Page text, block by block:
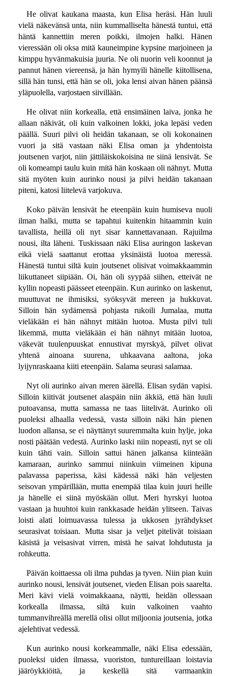
He olivat kaukana maasta, kun Elisa heräsi. Hän luuli
vielä näkevänsä unta, niin kummalliselta hänestä tuntui, että
häntä kannettiin meren poikki, ilmojen halki. Hänen
vieressään oli oksa mitä kauneimpine kypsine marjoineen ja
kimppu hyvänmakuisia juuria. Ne oli nuorin veli koonnut ja
pannut hänen viereensä, ja hän hymyili hänelle kiitollisena,
sillä hän tunsi, että hän se oli, joka lensi aivan hänen päänsä
yläpuolella, varjostaen siivillään.
He olivat niin korkealla, että ensimäinen laiva, jonka he
allaan näkivät, oli kuin valkoinen lokki, joka lepäsi veden
päällä. Suuri pilvi oli heidän takanaan, se oli kokonainen
vuori ja sitä vastaan näki Elisa oman ja yhdentoista
joutsenen varjot, niin jättiläiskokoisina ne siinä lensivät. Se
oli komeampi taulu kuin mitä hän koskaan oli nähnyt. Mutta
sitä myöten kuin aurinko nousi ja pilvi heidän takanaan
piteni, katosi liitelevä varjokuva.
Koko päivän lensivät he eteenpäin kuin humiseva nuoli
ilman halki, mutta se tapahtui kuitenkin hitaammin kuin
tavallista, heillä oli nyt sisar kannettavanaan. Rajuilma
nousi, ilta läheni. Tuskissaan näki Elisa auringon laskevan
eikä vielä saattanut erottaa yksinäistä luotoa meressä.
Hänestä tuntui siltä kuin joutsenet olisivat voimakkaammin
liikuttaneet siipiään. Oi, hän oli syypää siihen, etteivät ne
kyllin nopeasti päässeet eteenpäin. Kun aurinko on laskenut,
muuttuvat ne ihmisiksi, syöksyvät mereen ja hukkuvat.
Silloin hän sydämensä pohjasta rukoili Jumalaa, mutta
vieläkään ei hän nähnyt mitään luotoa. Musta pilvi tuli
likemmä, mutta vieläkään ei hän nähnyt mitään luotoa,
väkevät tuulenpuuskat ennustivat myrskyä, pilvet olivat
yhtenä ainoana suurena, uhkaavana aaltona, joka
lyijynraskaana kiiti eteenpäin. Salama seurasi salamaa.
Nyt oli aurinko aivan meren äärellä. Elisan sydän vapisi.
Silloin kiitivät joutsenet alaspäin niin äkkiä, että hän luuli
putoavansa, mutta samassa ne taas liitelivät. Aurinko oli
puoleksi alhaalla vedessä, vasta silloin näki hän pienen
luodon allansa, se ei näyttänyt suuremmalta kuin hylje, joka
nosti päätään vedestä. Aurinko laski niin nopeasti, nyt se oli
kuin tähti vain. Silloin sattui hänen jalkansa kiinteään
kamaraan, aurinko sammui niinkuin viimeinen kipuna
palavassa paperissa, käsi kädessä näki hän veljesten
seisovan ympärillään, mutta enempää tilaa kuin juuri heille
ja hänelle ei siinä myöskään ollut. Meri hyrskyi luotoa
vastaan ja huuhtoi kuin rankkasade heidän ylitseen. Taivas
loisti alati loimuavassa tulessa ja ukkosen jyrähdykset
seurasivat toisiaan. Mutta sisar ja veljet pitelivät toisiaan
käsistä ja veisasivat virren, mistä he saivat lohdutusta ja
rohkeutta.
Päivän koittaessa oli ilma puhdas ja tyven. Niin pian kuin
aurinko nousi, lensivät joutsenet, vieden Elisan pois saarelta.
Meri kävi vielä voimakkaana, näytti, heidän ollessaan
korkealla ilmassa, siltä kuin valkoinen vaahto
tummanvihreällä merellä olisi ollut miljoonia joutsenia, jotka
ajelehtivat vedessä.
Kun aurinko nousi korkeammalle, näki Elisa edessään,
puoleksi uiden ilmassa, vuoriston, tuntureillaan loistavia
jääröykkiöitä, ja keskellä sitä varmaankin